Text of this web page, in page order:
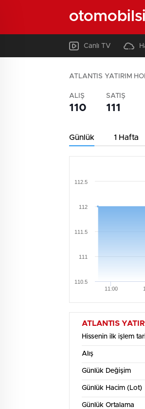
Canlı TV
ATLANTIS YATIRIM
ALIŞ
110
SATIŞ
111
Günlük 1 Hafta
11:00
110.5
111
111.5
112
112.5
114
118
ATLANTIS
Hissenin ilk işlem
Alış
Günlük Değişim
Günlük Hacim (Lot)
Günlük Ortalama